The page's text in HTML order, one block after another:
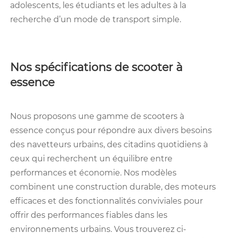
adolescents, les étudiants et les adultes à la
recherche d’un mode de transport simple.
Nos spécifications de scooter à
essence
Nous proposons une gamme de scooters à
essence conçus pour répondre aux divers besoins
des navetteurs urbains, des citadins quotidiens à
ceux qui recherchent un équilibre entre
performances et économie. Nos modèles
combinent une construction durable, des moteurs
efficaces et des fonctionnalités conviviales pour
offrir des performances fiables dans les
environnements urbains. Vous trouverez ci-